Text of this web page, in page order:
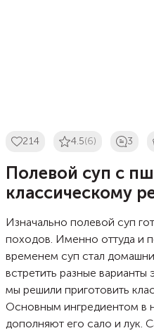
214 4.5(6) 3
Полевой суп с
классическому
Изначально полевой суп
походов. Именно оттуда и
временем суп стал
встретить разные
мы решили приготовить
Основным ингредиентом в
дополняют его сало и лук.